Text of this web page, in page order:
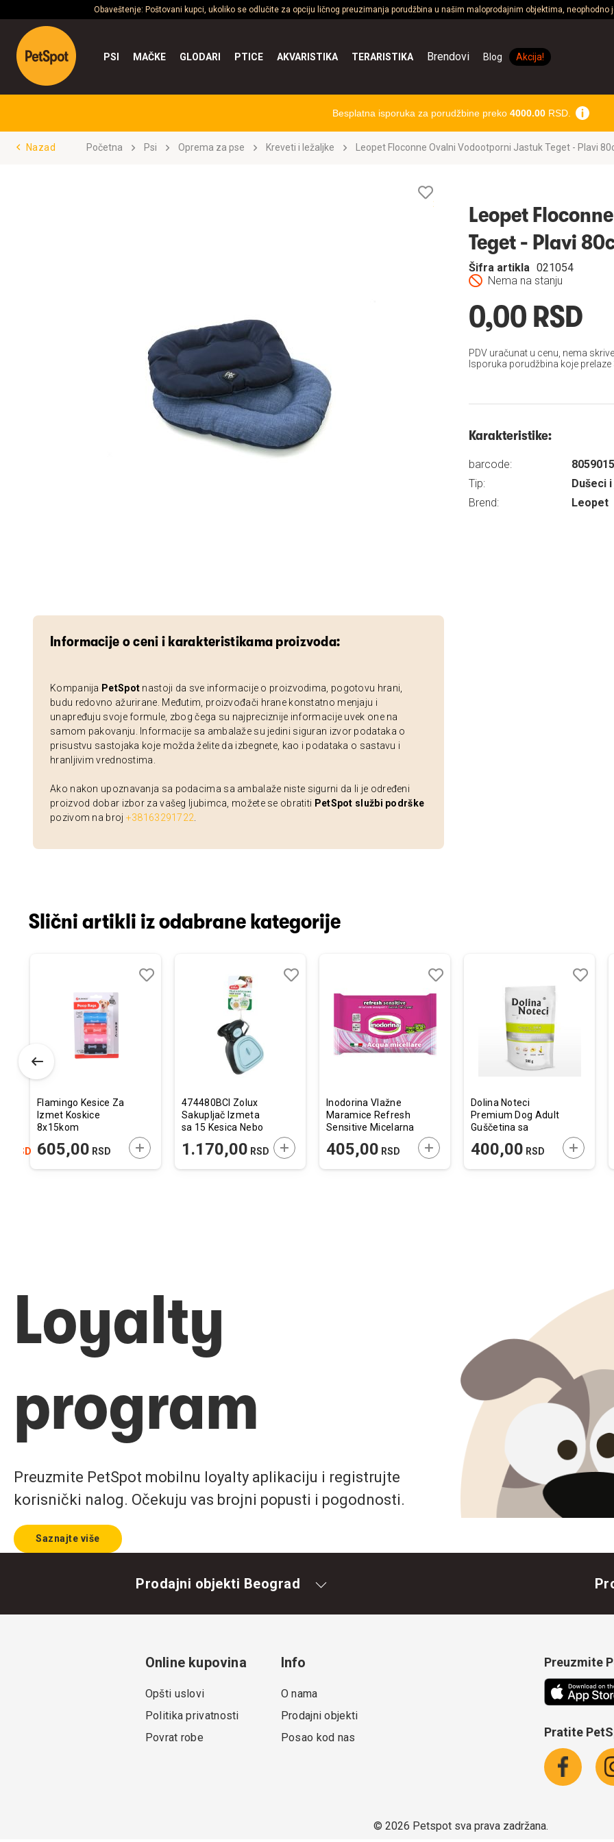
Obaveštenje: Poštovani kupci, ukoliko se odlučite za opciju ličnog preuzimanja porudžbina u našim maloprodajnim objektima,
PSI MAČKE GLODARI PTICE AKVARISTIKA TERARISTIKA Brendovi Blog Akcija!
Besplatna isporuka za porudžbine preko 4000.00RSD.
Nazad Početna Psi Oprema za pse Kreveti i ležaljke Leopet Floconne Ovalni Vodootporni Jastuk Teget - Plavi
Informacije o ceni i karakteristikama proizvoda:
Kompanija PetSpot nastoji da sve informacije o proizvodima, pogotovu hrani,
budu redovno ažurirane. Međutim, proizvođači hrane konstatno menjaju i
unapređuju svoje formule, zbog čega su najpreciznije informacije uvek one na
samom pakovanju. Informacije sa ambalaže su jedini siguran izvor podataka o
prisustvu sastojaka koje možda želite da izbegnete, kao i podataka o sastavu i
hranljivim vrednostima.
Ako nakon upoznavanja sa podacima sa ambalaže niste sigurni da li je određeni
proizvod dobar izbor za vašeg ljubimca, možete se obratiti PetSpot službi podrške
pozivom na broj +38163291722
želja
Leopet
Teget - Plavi
Nema na stanju
Šifra artikla 021054
0,00 RSD
PDV uračunat u cenu, nema
Isporuka porudžbina koje
Karakteristike:
barcode:
Tip:
Dušeci
Brend:
Leopet
Slični artikli iz odabrane kategorije
RSD U KORPU
Flamingo Kesice Za
Izmet Koskice
8x15kom
605,00 RSD DODAJTE U KORPU
474480BCI Zolux
Sakupljač Izmeta
sa 15 Kesica Nebo
10,5x5x13,5cm
1.170,00 RSD DODAJTE U KORPU
Inodorina Vlažne
Maramice Refresh
Sensitive Micelarna
405,00 RSD DODAJTE U KORPU
želja
Dolina Noteci
Premium Dog Adult
Guščetina sa
400,00 RSD
Loyalty
program
Preuzmite PetSpot mobilnu loyalty aplikaciju i registrujte
korisnički nalog. Očekuju vas brojni popusti i pogodnosti.
Saznajte više
Prodajni objekti Beograd
Online kupovina
Opšti uslovi
Politika privatnosti
Povrat robe
Info
O nama
Prodajni objekti
Posao kod nas
Preuzmite
Pratite
© 2026 Petspot sva prava zadržana.